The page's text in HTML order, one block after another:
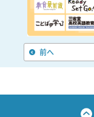
前へ